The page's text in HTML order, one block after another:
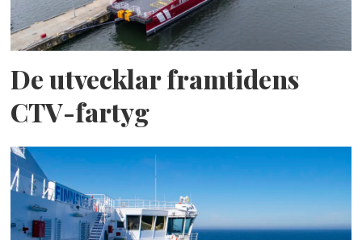
De utvecklar framtidens
CTV-fartyg